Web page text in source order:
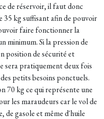
de réservoir, il faut donc
35 kg suffisant afin de pouvoir
faire fonctionner la
minimum. Si la pression de
position de sécurité et
sera pratiquement deux fois
petits besoins ponctuels.
70 kg ce qui représente une
les maraudeurs car le vol de
de gasole et même d'huile